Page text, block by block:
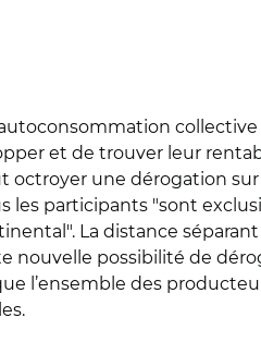
et de trouver leur
octroyer une dérogation
les participants "sont
La distance séparant
nouvelle possibilité de
l’ensemble des